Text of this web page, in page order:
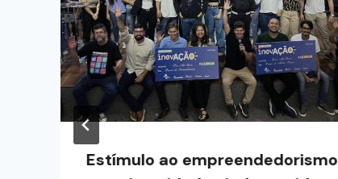
Estímulo ao empreendedorismo